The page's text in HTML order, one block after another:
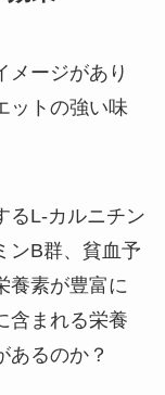
メージがあり
ットの強い味
るL-カルニチン
ンB群、貧血予
養素が豊富に
含まれる栄養
あるのか？